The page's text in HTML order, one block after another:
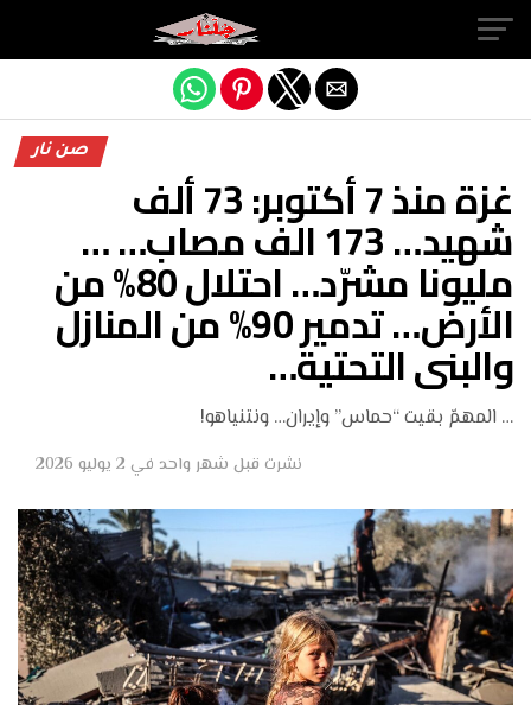
صن نار
غزة منذ 7 أكتوبر: 73 ألف
شهيد… 173 الف مصاب… …
مليونا مشرّد… احتلال 80% من
الأرض… تدمير 90% من المنازل
والبنى التحتية…
… المهمّ بقيت “حماس” وإيران… ونتنياهو!
نشرت قبل شهر واحد في 2 يوليو 2026
Exit mobile version